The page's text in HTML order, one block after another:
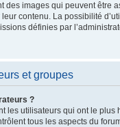
des images qui peuvent être
contenu. La possibilité
définies par
et groupes
?
les utilisateurs qui ont le plus
tous les aspects du